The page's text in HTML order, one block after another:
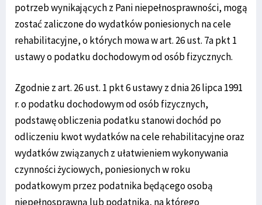
potrzeb wynikających z Pani niepełnosprawności, mogą
zostać zaliczone do wydatków poniesionych na cele
rehabilitacyjne, o których mowa w art. 26 ust. 7a pkt 1
ustawy o podatku dochodowym od osób fizycznych.
Zgodnie z art. 26 ust. 1 pkt 6 ustawy z dnia 26 lipca 1991
r. o podatku dochodowym od osób fizycznych,
podstawę obliczenia podatku stanowi dochód po
odliczeniu kwot wydatków na cele rehabilitacyjne oraz
wydatków związanych z ułatwieniem wykonywania
czynności życiowych, poniesionych w roku
podatkowym przez podatnika będącego osobą
niepełnosprawną lub podatnika, na którego